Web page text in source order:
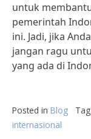
untuk
pemerintah
ini. Jadi, jika
jangan ragu
yang ada di
Posted in Blog
internasional